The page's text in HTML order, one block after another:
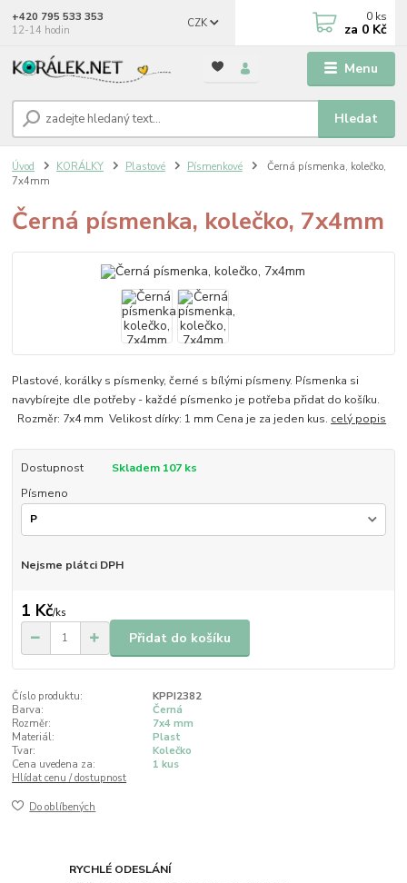
Menu
CZK
Hledat
+420 795 533 353
12-14 hodin
0 ks
za 0 Kč
Úvod KORÁLKY Plastové Písmenkové
Černá písmenka, kolečko,
7x4mm
Černá písmenka, kolečko, 7x4mm
Plastové, korálky s písmenky, černé s bílými písmeny. Písmenka si
navybírejte dle potřeby - každé písmenko je potřeba přidat do košíku.
Rozměr: 7x4 mm Velikost dírky: 1 mm Cena je za jeden kus. celý popis
Dostupnost
Skladem 107 ks
Písmeno
Nejsme plátci DPH
1 Kč/ks
Přidat do košíku
Číslo produktu:
KPPI2382
Barva:
Černá
Rozměr:
7x4 mm
Materiál:
Plast
Tvar:
Kolečko
Cena uvedena za:
1 kus
Hlídat cenu / dostupnost
Do oblíbených
RYCHLÉ ODESLÁNÍ